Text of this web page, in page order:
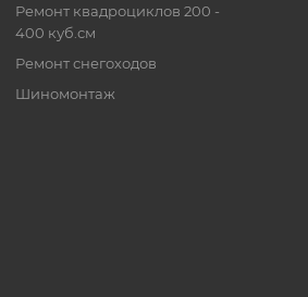
Ремонт квадроциклов 200 -
400 куб.см
Ремонт снегоходов
Шиномонтаж